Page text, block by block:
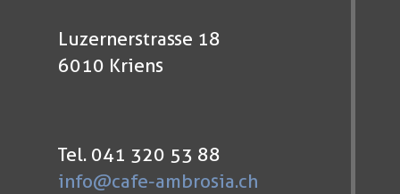
Luzernerstrasse 18
6010 Kriens
Tel. 041 320 53 88
info@cafe-ambrosia.ch